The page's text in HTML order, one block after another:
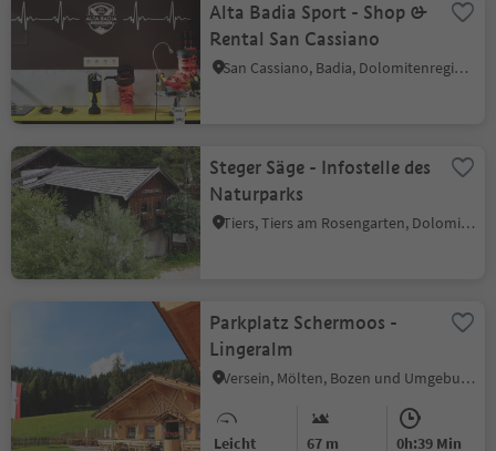
Alta Badia Sport - Shop &
Rental San Cassiano
San Cassiano, Badia, Dolomitenregion Alta Badia
Steger Säge - Infostelle des
Naturparks
Tiers, Tiers am Rosengarten, Dolomitenregion Seiser Alm
Parkplatz Schermoos -
Lingeralm
Versein, Mölten, Bozen und Umgebung
Leicht 67 m 0h:39 Min